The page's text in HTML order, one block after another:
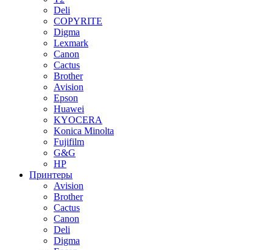
Deli
COPYRITE
Digma
Lexmark
Canon
Cactus
Brother
Avision
Epson
Huawei
KYOCERA
Konica Minolta
Fujifilm
G&G
HP
Принтеры
Avision
Brother
Cactus
Canon
Deli
Digma